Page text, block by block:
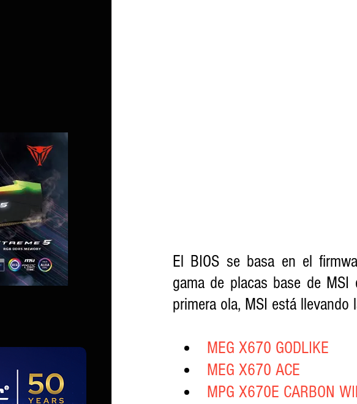
El BIOS se basa en el
gama de placas base de
primera ola, MSI está llevando
MEG X670 GODLIKE
MEG X670 ACE
MPG X670E CARBON